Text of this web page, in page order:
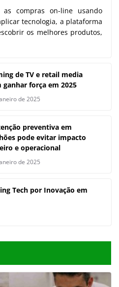
compras on-line usando
tecnologia, a plataforma
os melhores produtos,
de TV e retail media
ganhar força em 2025
de 2025
preventiva em
pode evitar impacto
e operacional
de 2025
Tech por Inovação em